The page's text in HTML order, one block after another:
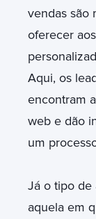
vendas são
oferecer
Aqui, os
encontram
web e dão
um
Já o tipo de
aquela em